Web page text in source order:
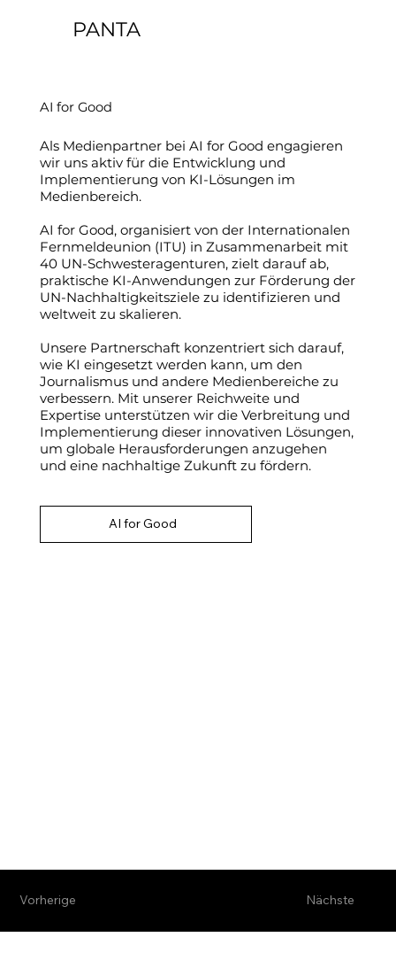
PANTA
AI for Good
Als Medienpartner bei AI for Good engagieren
wir uns aktiv für die Entwicklung und
Implementierung von KI-Lösungen im
Medienbereich.
AI for Good, organisiert von der Internationalen
Fernmeldeunion (ITU) in Zusammenarbeit mit
40 UN-Schwesteragenturen, zielt darauf ab,
praktische KI-Anwendungen zur Förderung der
UN-Nachhaltigkeitsziele zu identifizieren und
weltweit zu skalieren.
Unsere Partnerschaft konzentriert sich darauf,
wie KI eingesetzt werden kann, um den
Journalismus und andere Medienbereiche zu
verbessern. Mit unserer Reichweite und
Expertise unterstützen wir die Verbreitung und
Implementierung dieser innovativen Lösungen,
um globale Herausforderungen anzugehen
und eine nachhaltige Zukunft zu fördern.
AI for Good
Nächste
Vorherige